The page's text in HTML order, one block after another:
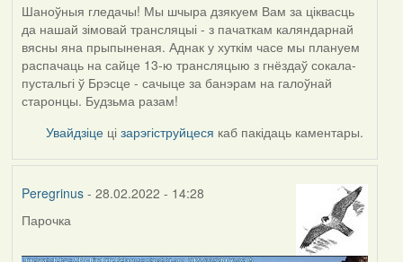
Шаноўныя гледачы! Мы шчыра дзякуем Вам за ціквасць
да нашай зімовай трансляцыі - з пачаткам каляндарнай
вясны яна прыпыненая. Аднак у хуткім часе мы плануем
распачаць на сайце 13-ю трансляцыю з гнёздаў сокала-
пустальгі ў Брэсце - сачыце за банэрам на галоўнай
старонцы. Будзьма разам!
Увайдзіце цізарэгіструйцеся каб пакідаць каментары.
Peregrinus- 28.02.2022 - 14:28
Парочка